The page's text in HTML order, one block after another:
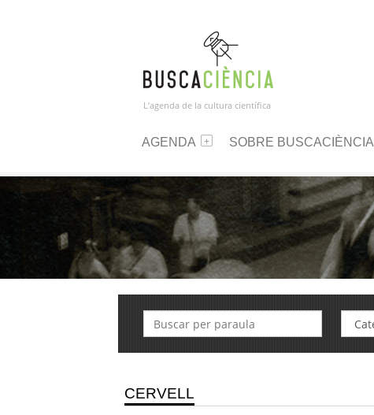
L’agenda de la cultura científica
AGENDA SOBRE BUSCACIÈNCIA
CERVELL